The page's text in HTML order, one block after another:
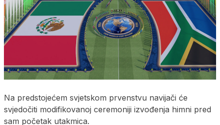
Na predstojećem svjetskom prvenstvu navijači će
svjedočiti modifikovanoj ceremoniji izvođenja himni pred
sam početak utakmica.